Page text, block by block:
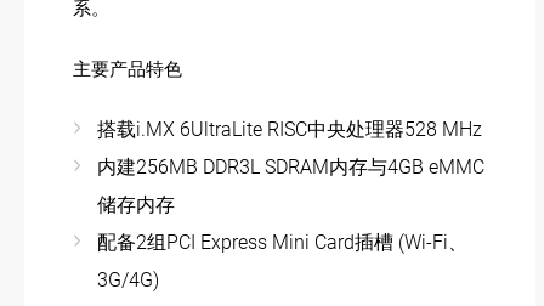
系。
主要产品特色
搭载i.MX 6UltraLite RISC中央处理器528 MHz
内建256MB DDR3L SDRAM内存与4GB eMMC
储存内存
配备2组PCI Express Mini Card插槽 (Wi-Fi、
3G/4G)